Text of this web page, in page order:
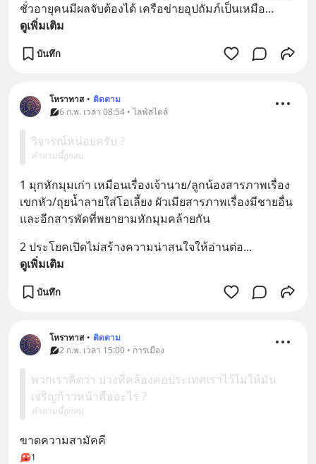
ชั่วอายุคนมีผลจับต้องได้ เครือข่ายอุปถัมภ์​เป็นเหมือ...
ดูเพิ่มเติม
บันทึก
โหราทาส • ติดตาม
6 ก.พ. เวลา 08:54 • ไลฟ์สไตล์
วิจารณ์หน่อยครับ ?
คำถามนี้ถูกลบ
1 มุกหักมุมเก่า เหมือนเรื่องเจ้านาย/ลูกน้องสารภาพเรื่อง
เขกหัว/ถุยน้ำลายใส่โอเลี้ยง ผัวเมียสารภาพเรื่องมีชายอื่น
และอีกสารพัดที่พยายามหักมุมคล้ายกัน
2 ประโยคเปิดไม่สร้างความน่าสนใจให้อ่านต่อ...
ดูเพิ่มเติม
บันทึก
โหราทาส • ติดตาม
2 ก.พ. เวลา 15:00 • การเมือง
พวกเราคิดว่า บ่วงที่คล้องคอประเทศเราไว้ไม่ให้มัน
เจริญก้าวหน้าคืออะไร ?
คำถามนี้ถูกลบ
ขาดความสามัคคี
1